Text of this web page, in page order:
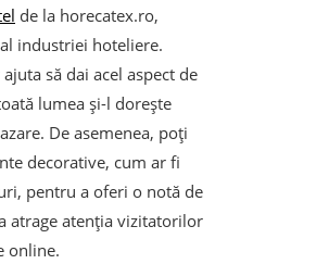
de la horecatex.ro,
industriei hoteliere.
să dai acel aspect de
lumea și-l dorește
De asemenea, poți
decorative, cum ar fi
pentru a oferi o notă de
atrage atenția vizitatorilor
online.